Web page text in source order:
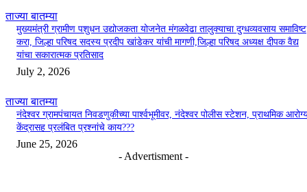
ताज्या बातम्या
मुख्यमंत्री ग्रामीण पशुधन उद्योजकता योजनेत मंगळवेढा तालुक्याचा दुग्धव्यवसाय समाविष्ट
करा, जिल्हा परिषद सदस्य प्रदीप खांडेकर यांची मागणी,जिल्हा परिषद अध्यक्ष दीपक वैद्य
यांचा सकारात्मक प्रतिसाद
July 2, 2026
ताज्या बातम्या
नंदेश्वर ग्रामपंचायत निवडणुकीच्या पार्श्वभूमीवर, नंदेश्वर पोलीस स्टेशन, प्राथमिक
केंद्रासह प्रलंबित प्रश्नांचे काय???
June 25, 2026
- Advertisment -